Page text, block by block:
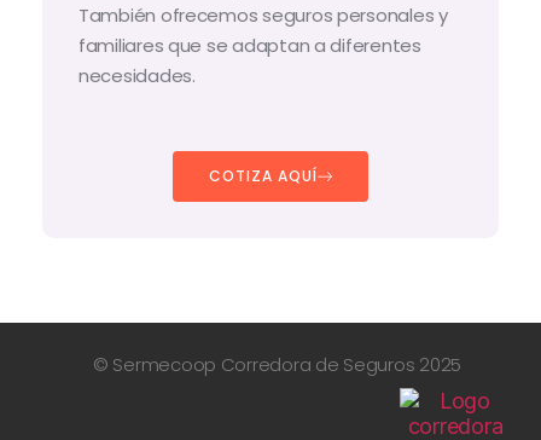
También ofrecemos seguros personales y
familiares que se adaptan a diferentes
necesidades.
COTIZA AQUÍ
© Sermecoop Corredora de Seguros 2025